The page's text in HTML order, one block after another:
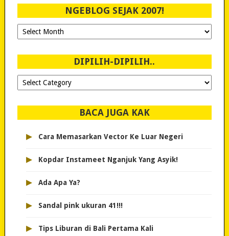
NGEBLOG SEJAK 2007!
Ngeblog
Sejak
DIPILIH-DIPILIH..
Dipilih-
dipilih..
BACA JUGA KAK
▸ Cara Memasarkan Vector Ke Luar Negeri
▸ Kopdar Instameet Nganjuk Yang Asyik!
▸ Ada Apa Ya?
▸ Sandal pink ukuran 41!!!
▸ Tips Liburan di Bali Pertama Kali